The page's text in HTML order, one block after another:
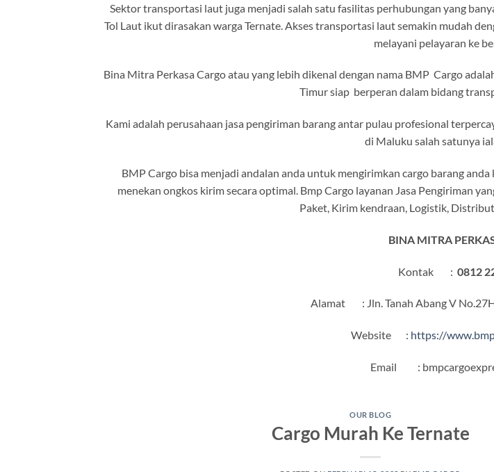
Sektor transportasi laut juga menjadi salah satu fasilitas perhubungan yang
Tol Laut ikut dirasakan warga Ternate. Akses transportasi laut semakin mudah
melayani pelayaran ke
Bina Mitra Perkasa Cargo atau yang lebih dikenal dengan nama BMP Cargo
Timur siap berperan dalam bidang
Kami adalah perusahaan jasa pengiriman barang antar pulau profesional
di Maluku salah satunya
BMP Cargo bisa menjadi andalan anda untuk mengirimkan cargo barang
menekan ongkos kirim secara optimal. Bmp Cargo layanan Jasa Pengiriman
Paket, Kirim kendraan, Logistik,
BINA MITRA
Kontak : 0812
Alamat : Jln. Tanah Abang V
Website : https://
Email :
OUR BLOG
Cargo Murah Ke Ternate